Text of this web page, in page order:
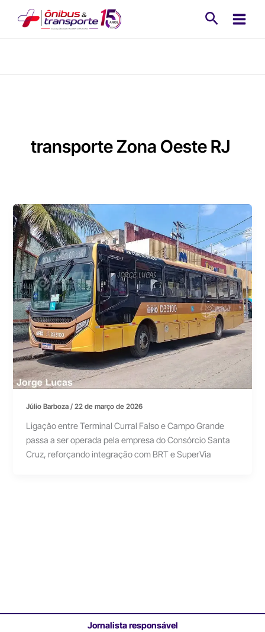
transporte Zona Oeste RJ
Júlio Barboza/22 de março de 2026
Ligação entre Terminal Curral Falso e Campo Grande
passa a ser operada pela empresa do Consórcio Santa
Cruz, reforçando integração com BRT e SuperVia
Jornalista responsável